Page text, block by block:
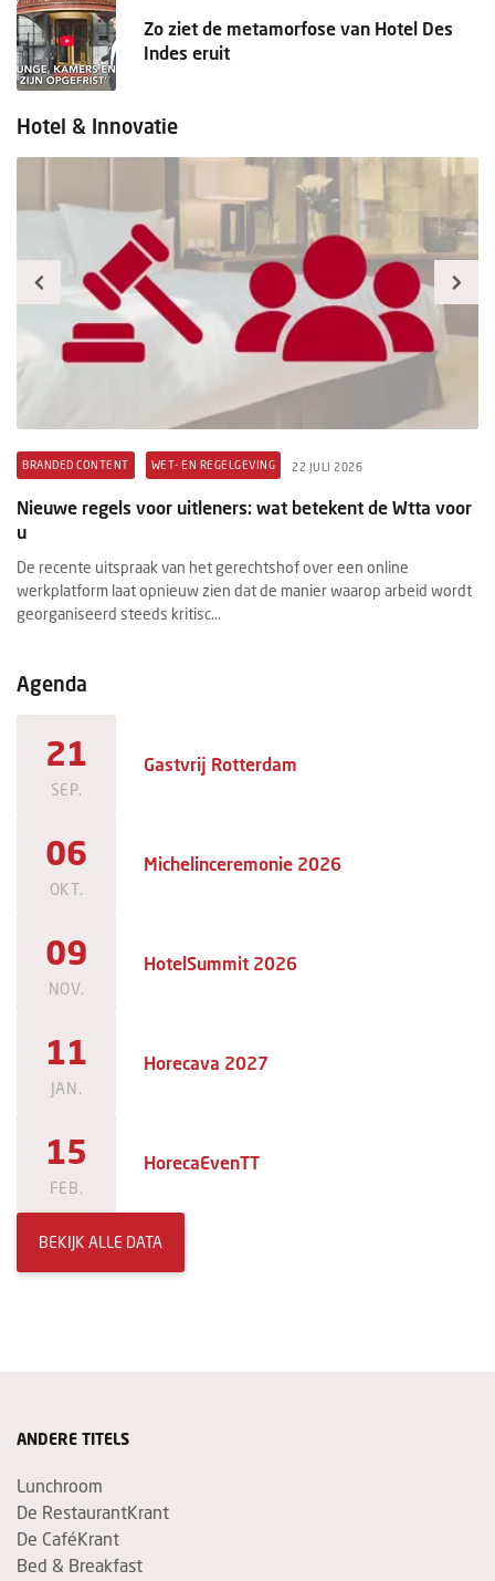
Zo ziet de metamorfose van Hotel Des
Indes eruit
Hotel & Innovatie
BRANDED CONTENT WET- EN REGELGEVING 22 JULI 2026
Nieuwe regels voor uitleners: wat betekent de Wtta voor
u
De recente uitspraak van het gerechtshof over een online
werkplatform laat opnieuw zien dat de manier waarop arbeid wordt
georganiseerd steeds kritisc...
Agenda
21
SEP.
Gastvrij Rotterdam
06
OKT.
Michelinceremonie 2026
09
NOV.
HotelSummit 2026
11
JAN.
Horecava 2027
15
FEB.
HorecaEvenTT
BEKIJK ALLE DATA
ANDERE TITELS
Lunchroom
De RestaurantKrant
De CaféKrant
Bed & Breakfast